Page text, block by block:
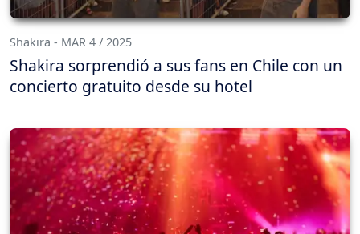
Shakira - MAR 4 / 2025
Shakira sorprendió a sus fans en Chile con un
concierto gratuito desde su hotel